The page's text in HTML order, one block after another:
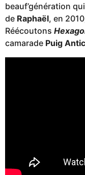
beauf’génération
de Raphaël, en
Réécoutons
camarade Puig